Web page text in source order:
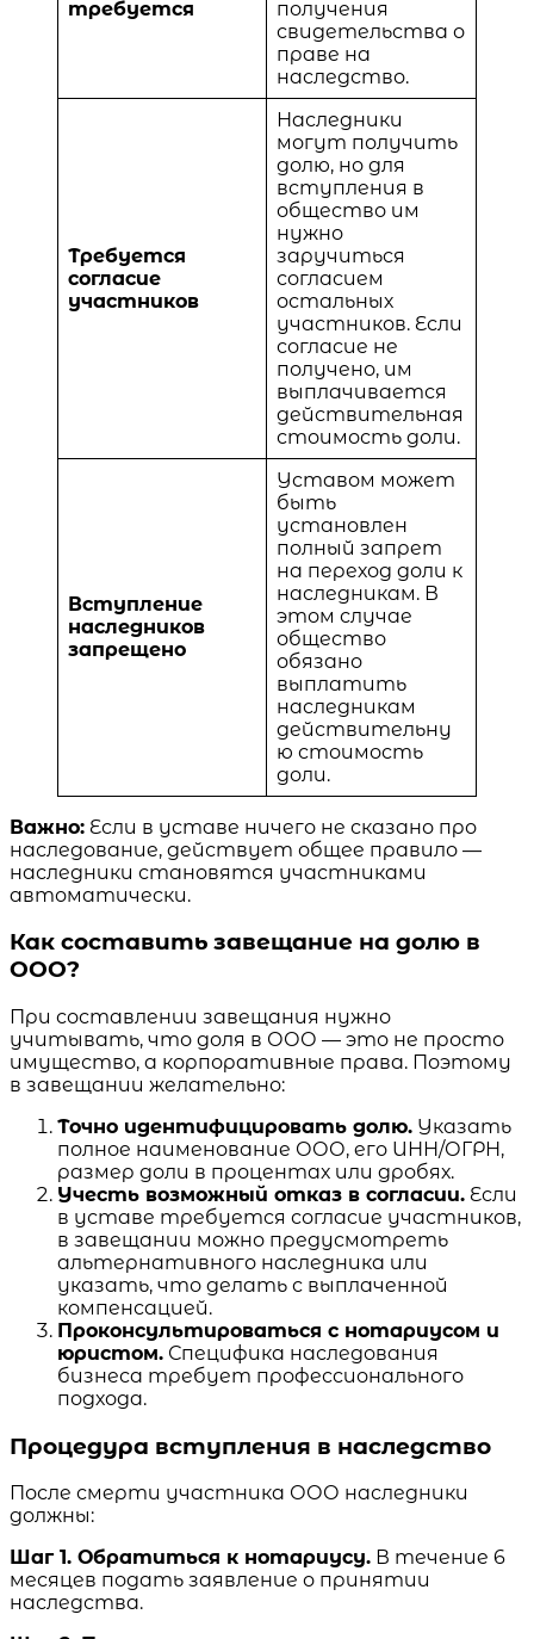
требуется
получения
свидетельства о
праве на
наследство.
Требуется
согласие
участников
Наследники
могут получить
долю, но для
вступления в
общество им
нужно
заручиться
согласием
остальных
участников. Если
согласие не
получено, им
выплачивается
действительная
стоимость доли.
Вступление
наследников
запрещено
Уставом может
быть
установлен
полный запрет
на переход доли к
наследникам. В
этом случае
общество
обязано
выплатить
наследникам
действительну
ю стоимость
доли.
Важно: Если в уставе ничего не сказано про
наследование, действует общее правило —
наследники становятся участниками
автоматически.
Как составить завещание на долю в
ООО?
При составлении завещания нужно
учитывать, что доля в ООО — это не просто
имущество, а корпоративные права. Поэтому
в завещании желательно:
Точно идентифицировать долю. Указать
полное наименование ООО, его ИНН/ОГРН,
размер доли в процентах или дробях.
Учесть возможный отказ в согласии. Если
в уставе требуется согласие участников,
в завещании можно предусмотреть
альтернативного наследника или
указать, что делать с выплаченной
компенсацией.
Проконсультироваться с нотариусом и
юристом. Специфика наследования
бизнеса требует профессионального
подхода.
Процедура вступления в наследство
После смерти участника ООО наследники
должны:
Шаг 1. Обратиться к нотариусу. В течение 6
месяцев подать заявление о принятии
наследства.